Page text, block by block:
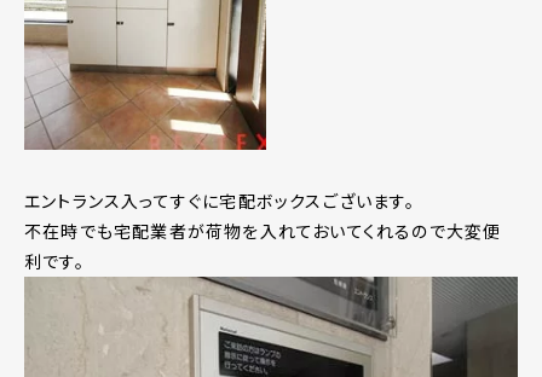
エントランス入ってすぐに宅配ボックスございます。
不在時でも宅配業者が荷物を入れておいてくれるので大変便
利です。